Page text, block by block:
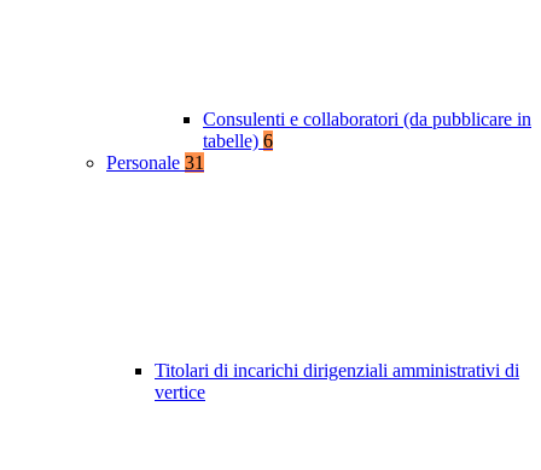
Consulenti e collaboratori (da pubblicare in
tabelle) 6
Personale 31
Titolari di incarichi dirigenziali amministrativi di
vertice